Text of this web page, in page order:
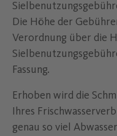
Die Höhe der
Verordnung über die
Fassung.
Erhoben wird die
Ihres
genau so viel